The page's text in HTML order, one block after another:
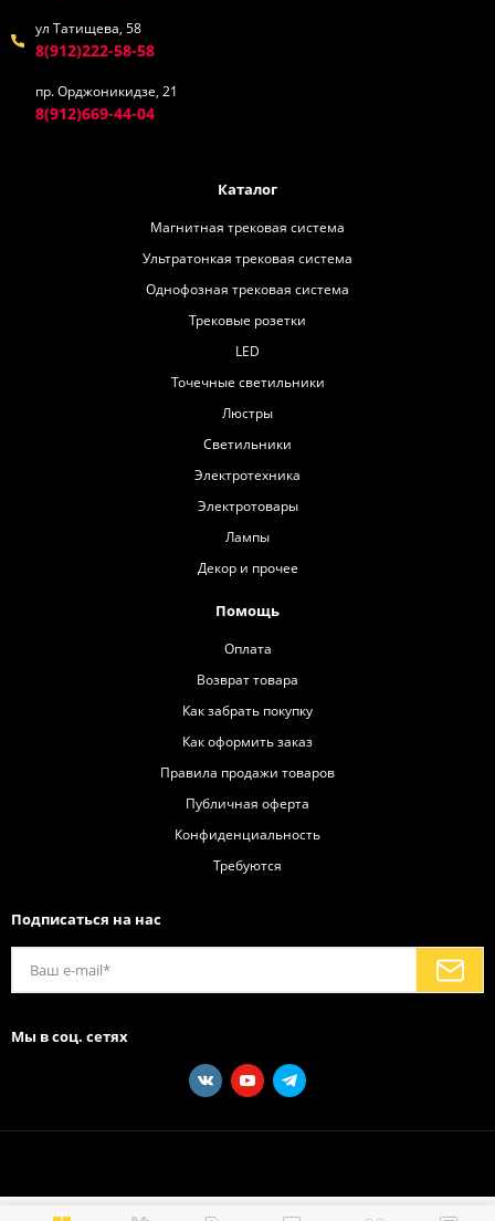
ул Татищева, 58
8(912)222-58-58
пр. Орджоникидзе, 21
8(912)669-44-04
Каталог
Магнитная трековая система
Ультратонкая трековая система
Однофозная трековая система
Трековые розетки
LED
Точечные светильники
Люстры
Светильники
Электротехника
Электротовары
Лампы
Декор и прочее
Помощь
Оплата
Возврат товара
Как забрать покупку
Как оформить заказ
Правила продажи товаров
Публичная оферта
Конфиденциальность
Требуются
Подписаться на нас
Мы в соц. сетях